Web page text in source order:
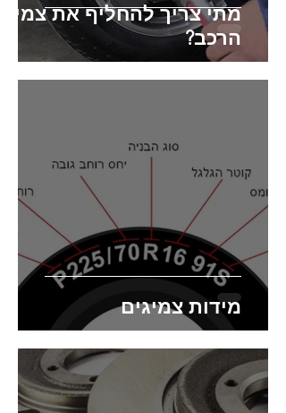
מתי צריך להחליף את
הרכב?
מידות צמיגים